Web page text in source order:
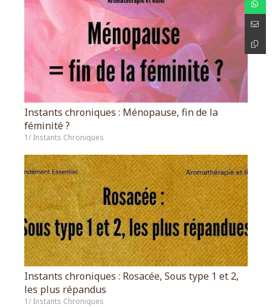
Instants chroniques : Ménopause, fin de la
féminité ?
1/ Instants Chroniques
Instants chroniques : Rosacée, Sous type 1 et 2,
les plus répandus
1/ Instants Chroniques